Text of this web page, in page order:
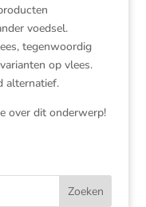
voedsel.
tegenwoordig
op vlees.
alternatief.
over dit onderwerp!